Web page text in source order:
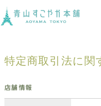
特定商取引法に関
店舗情報